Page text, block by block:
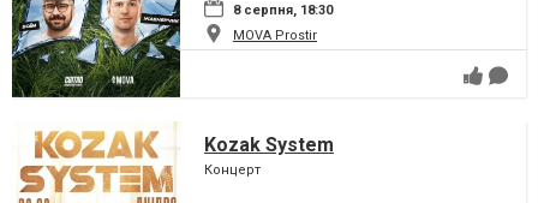
8 серпня, 18:30
MOVA Рrostir
Kozak System
Концерт